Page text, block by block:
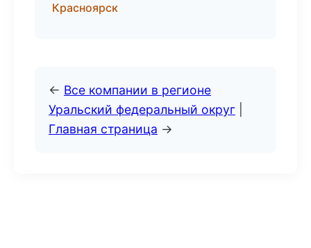
Красноярск
← Все компании в регионе
Уральский федеральный округ
Главная страница →